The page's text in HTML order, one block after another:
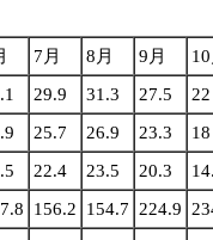
7月 8月 9月 10
29.9 31.3 27.5 22
25.7 26.9 23.3 18
22.4 23.5 20.3
156.2 154.7 224.9